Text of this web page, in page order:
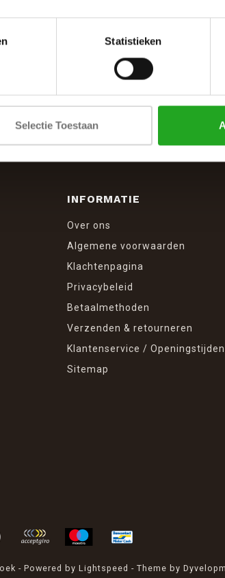
Statistieken
Selectie Toestaan
IN VOOR DE NIEUWSBRIEF
INFORMATIE
Over ons
Algemene voorwaarden
Klachtenpagina
Privacybeleid
Betaalmethoden
Verzenden & retourneren
Klantenservice / Openingstijden
Sitemap
- Powered by Lightspeed - Theme by